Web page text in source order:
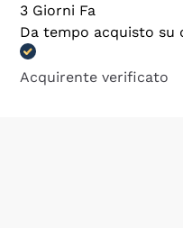
3 Giorni Fa
Da tempo acquisto su
Acquirente verificato